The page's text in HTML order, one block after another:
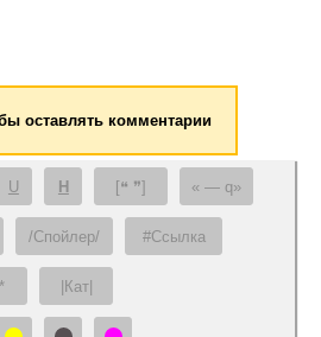
оставлять комментарии
U H [❝ ❞] — q
/Спойлер/ #Ссылка
|Кат|